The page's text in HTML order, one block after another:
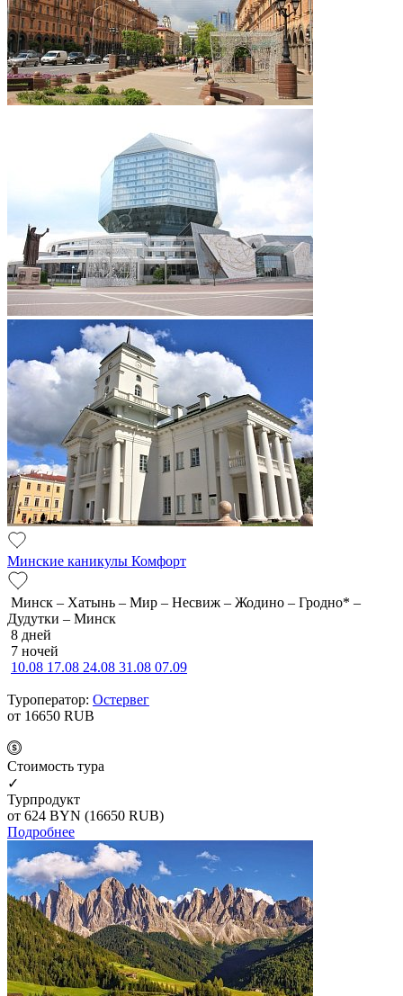
Минские каникулы Комфорт
Минск – Хатынь – Мир – Несвиж – Жодино – Гродно* –
Дудутки – Минск
8 дней
7 ночей
10.08 17.08 24.08 31.08 07.09
Туроператор: Остервег
от 16650 RUB
Cтоимость тура
✓
Турпродукт
от 624 BYN (16650 RUB)
Подробнее